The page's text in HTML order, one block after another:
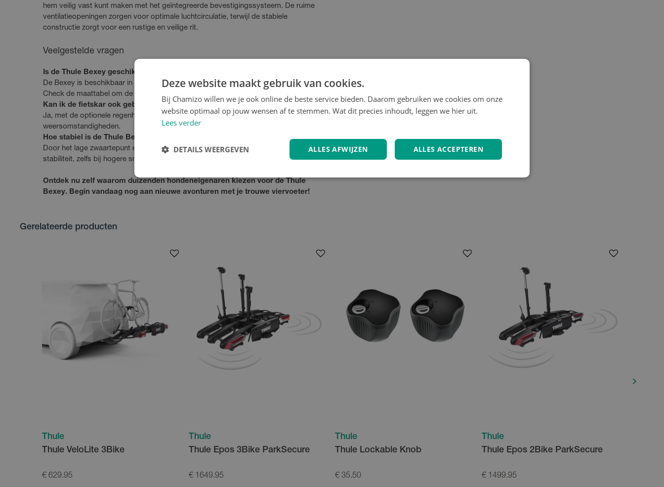
hem veilig vast kunt maken met het geïntegreerde bevestigingssysteem. De ruime
ventilatieopeningen zorgen voor optimale luchtcirculatie, terwijl de stabiele
constructie zorgt voor een rustige en veilige rit.
Veelgestelde vragen
Is de Thule Bexey geschikt voor mijn hond?
De Bexey is beschikbaar in twee maten en geschikt voor vrijwel alle hondenrassen.
Check de maattabel om de perfecte maat voor jouw hond te bepalen.
Kan ik de fietskar ook gebruiken als het regent?
Ja, met de optionele regenhoes blijft je hond droog en beschermd tegen alle
weersomstandigheden.
Hoe stabiel is de Thule Bexey tijdens het fietsen?
Door het lage zwaartepunt en de robuuste constructie biedt de Bexey maximale
stabiliteit, zelfs bij hogere snelheden of in bochten.
Ontdek nu zelf waarom duizenden hondeneigenaren kiezen voor de Thule
Bexey. Begin vandaag nog aan nieuwe avonturen met je trouwe viervoeter!
Gerelateerde producten
Thule
Thule VeloLite 3Bike
€ 629.95
Thule
Thule Epos 3Bike ParkSecure
€ 1649.95
Thule
Thule Lockable Knob
€ 35.50
Thule
Thule Epos 2Bike ParkSecure
€ 1499.95
Deze website maakt gebruik van cookies.
Bij Chamizo willen we je ook online de beste service bieden. Daarom gebruiken we cookies om onze
website optimaal op jouw wensen af te stemmen. Wat dit precies inhoudt, leggen we hier uit.
Lees verder
ALLES ACCEPTEREN
ALLES AFWIJZEN
DETAILS WEERGEVEN